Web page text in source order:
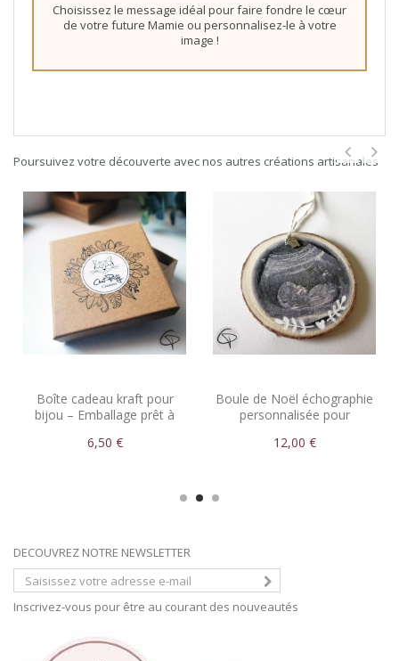
Choisissez le message idéal pour faire fondre le cœur
de votre future Mamie ou personnalisez-le à votre
image !
Poursuivez votre découverte avec nos autres créations artisanales
Boîte cadeau kraft pour
bijou – Emballage prêt à
6,50 €
Boule de Noël échographie
personnalisée pour
12,00 €
DECOUVREZ NOTRE NEWSLETTER
Inscrivez-vous pour être au courant des nouveautés